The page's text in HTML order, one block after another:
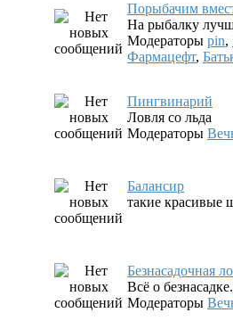
Порыбачим
На рыбалку
Модераторы pin,
Фармацефт,
Пингвинарий
Ловля со льда
Модераторы
Балансир
такие красивые
Безнасадочная
Всё о
Модераторы